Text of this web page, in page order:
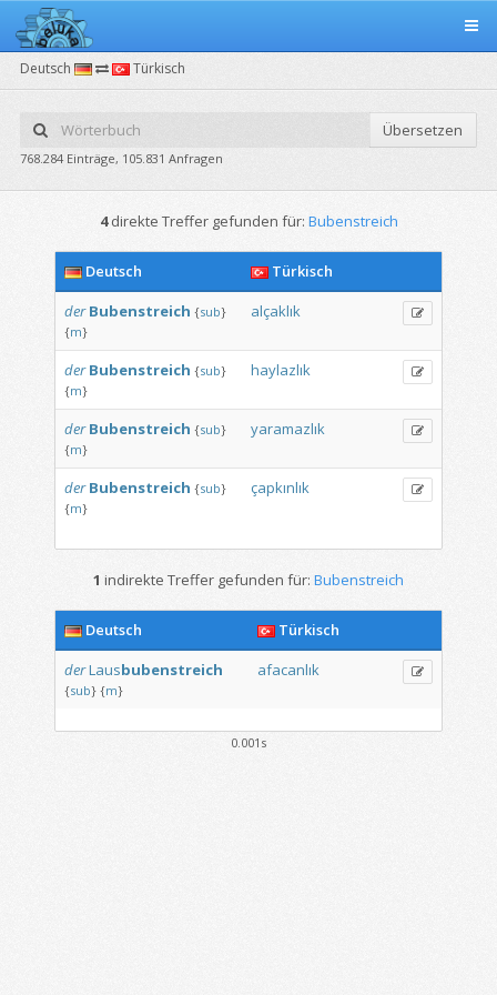
Deutsch Türkisch
Übersetzen
768.284 Einträge, 105.831 Anfragen
4direkte Treffer gefunden für: Bubenstreich
Deutsch
Türkisch
der Bubenstreich {sub}
{m}
alçaklık
der Bubenstreich {sub}
{m}
haylazlık
der Bubenstreich {sub}
{m}
yaramazlık
der Bubenstreich {sub}
{m}
çapkınlık
1 indirekte Treffer gefunden für: Bubenstreich
Deutsch
Türkisch
derLausbubenstreich
{sub} {m}
afacanlık
0.001s